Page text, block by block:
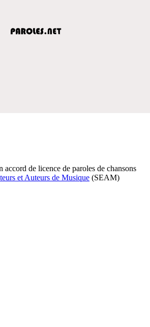
accord de licence de paroles de chansons
et Auteurs de Musique (SEAM)